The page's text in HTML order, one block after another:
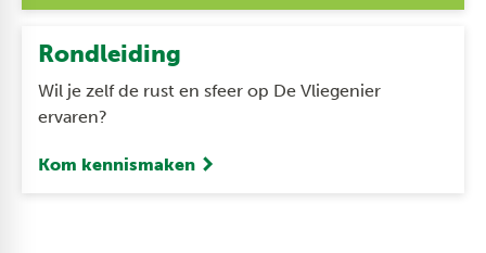
Rondleiding
Wil je zelf de rust en sfeer op De Vliegenier
ervaren?
Kom kennismaken